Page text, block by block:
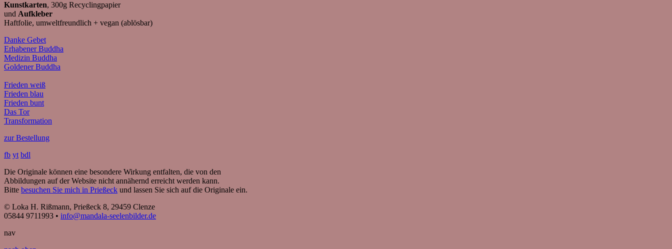
Kunstkarten, 300g Recyclingpapier
und Aufkleber
Haftfolie, umweltfreundlich + vegan (ablösbar)
Danke Gebet
Erhabener Buddha
Medizin Buddha
Goldener Buddha
Frieden weiß
Frieden blau
Frieden bunt
Das Tor
Transformation
zur Bestellung
fb yt bdl
Die Originale können eine besondere Wirkung entfalten, die von den
Abbildungen auf der Website nicht annähernd erreicht werden kann.
Bitte besuchen Sie mich in Prießeck und lassen Sie sich auf die Originale ein.
© Loka H. Rißmann, Prießeck 8, 29459 Clenze
05844 9711993 • info@mandala-seelenbilder.de
nav